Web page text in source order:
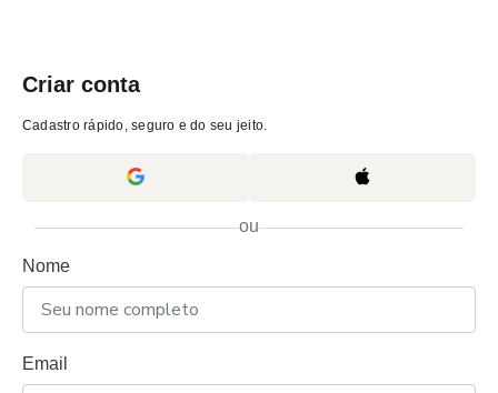
Criar conta
Cadastro rápido, seguro e do seu jeito.
ou
Nome
Email